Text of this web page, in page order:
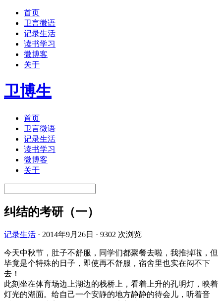
首页
卫言微语
记录生活
读书学习
微博客
关于
卫博生
首页
卫言微语
记录生活
读书学习
微博客
关于
纠结的考研（一）
记录生活 · 2014年9月26日 · 9302 次浏览
今天中秋节，肚子不舒服，同学们都聚餐去啦，我推掉啦，但
毕竟是个特殊的日子，即使再不舒服，宿舍里也实在闷不下
去！
此刻坐在体育场边上湖边的栈桥上，看着上升的孔明灯，映着
灯光的湖面。给自己一个安静的地方静静的待会儿，听着音